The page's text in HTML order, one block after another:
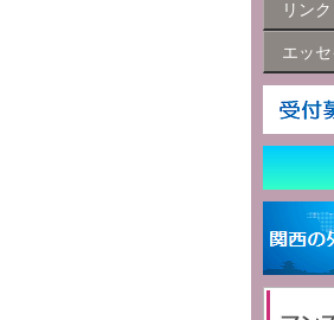
リンク
エッ